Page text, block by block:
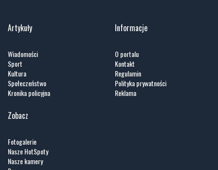
Sport
Kronika policyjna
Kontakt
Reklama
Zobacz
Nasze HotSpoty
Praca IT Gdańsk
GoWork.pl
Dodaj ofertę pracy